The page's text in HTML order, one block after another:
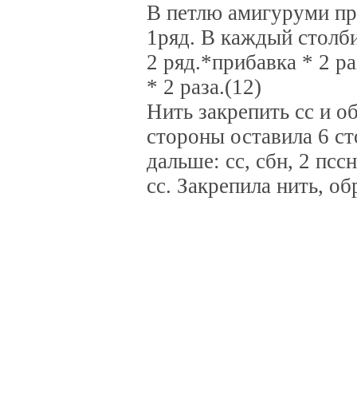
В петлю амигуруми
1ряд. В каждый
2 ряд.*прибавка * 2
* 2 раза.(12)
Нить закрепить сс и
стороны оставила 6
дальше: сс, сбн, 2
сс. Закрепила нить,